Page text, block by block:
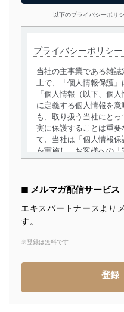
以下のプライバシーポリ
プライバシーポリシー
当社の主事業である雑誌
上で、「個人情報保護」
「個人情報（以下、個
に定義する個人情報を
も、取り扱う当社にと
実に保護することは重
て、当社は「個人情報
を実施し、お客様への
個人情報の取得・利用・
当社は、個人情報の取
得・利用・提供を行いま
供・開示は行いません。
みを確実にするため、
ます。また、目的外利
◼︎ メルマガ配信サービス
エキスパートナースより
す。
※登録は無料です
登録